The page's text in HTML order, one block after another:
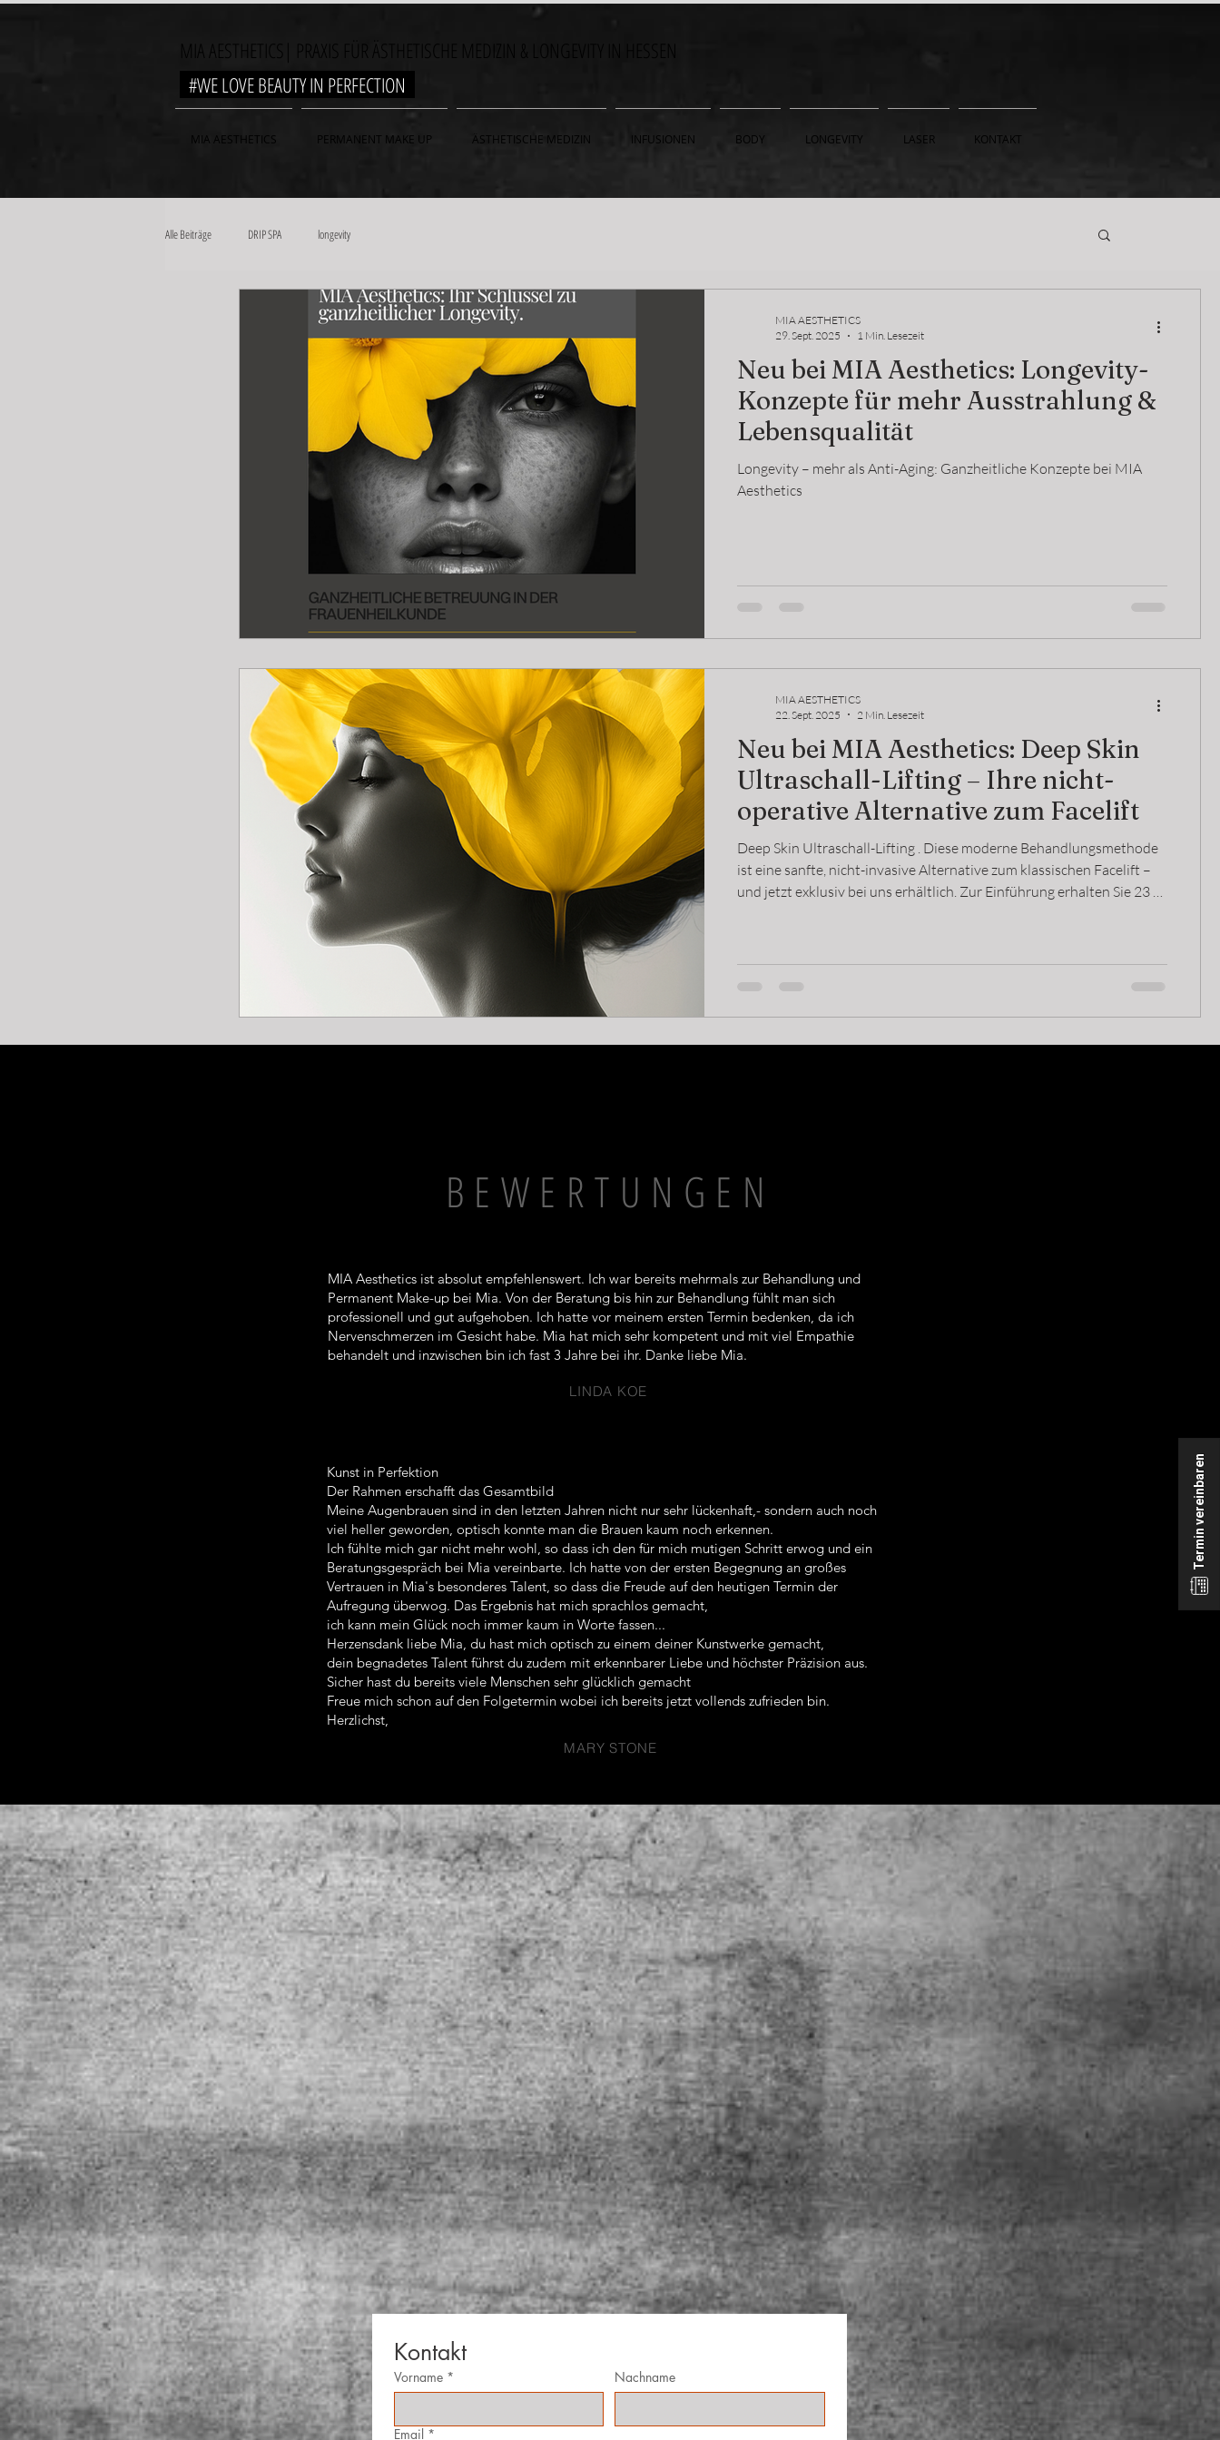
MIA AESTHETICS| PRAXIS FÜR ÄSTHETISCHE MEDIZIN & LONGEVITY IN HESSEN
#WE LOVE BEAUTY IN PERFECTION
MIA AESTHETICS PERMANENT MAKE UP ÄSTHETISCHE MEDIZIN INFUSIONEN BODY LONGEVITY LASER KONTAKT
Alle Beiträge DRIP SPA longevity
Neu bei MIA Aesthetics: Longevity-
Konzepte für mehr Ausstrahlung &
Lebensqualität
Longevity – mehr als Anti-Aging: Ganzheitliche Konzepte bei MIA
Aesthetics
MIA AESTHETICS
29. Sept. 2025
1 Min. Lesezeit
Neu bei MIA Aesthetics: Deep Skin
Ultraschall-Lifting – Ihre nicht-
operative Alternative zum Facelift
Deep Skin Ultraschall-Lifting . Diese moderne Behandlungsmethode
ist eine sanfte, nicht-invasive Alternative zum klassischen Facelift –
und jetzt exklusiv bei uns erhältlich. Zur Einführung erhalten Sie 23 %
MIA AESTHETICS
22. Sept. 2025
2 Min. Lesezeit
BEWERTUNGEN
MIA Aesthetics ist absolut empfehlenswert. Ich war bereits mehrmals zur Behandlung und
Permanent Make-up bei Mia. Von der Beratung bis hin zur Behandlung fühlt man sich
professionell und gut aufgehoben. Ich hatte vor meinem ersten Termin bedenken, da ich
Nervenschmerzen im Gesicht habe. Mia hat mich sehr kompetent und mit viel Empathie
behandelt und inzwischen bin ich fast 3 Jahre bei ihr. Danke liebe Mia.
LINDA KOE
Kunst in Perfektion
Der Rahmen erschafft das Gesamtbild
Meine Augenbrauen sind in den letzten Jahren nicht nur sehr lückenhaft,- sondern auch noch
viel heller geworden, optisch konnte man die Brauen kaum noch erkennen.
Ich fühlte mich gar nicht mehr wohl, so dass ich den für mich mutigen Schritt erwog und ein
Beratungsgespräch bei Mia vereinbarte. Ich hatte von der ersten Begegnung an großes
Vertrauen in Mia's besonderes Talent, so dass die Freude auf den heutigen Termin der
Aufregung überwog. Das Ergebnis hat mich sprachlos gemacht,
ich kann mein Glück noch immer kaum in Worte fassen...
Herzensdank liebe Mia, du hast mich optisch zu einem deiner Kunstwerke gemacht,
dein begnadetes Talent führst du zudem mit erkennbarer Liebe und höchster Präzision aus.
Sicher hast du bereits viele Menschen sehr glücklich gemacht
Freue mich schon auf den Folgetermin wobei ich bereits jetzt vollends zufrieden bin.
Herzlichst,
MARY STONE
Kontakt
Vorname * Nachname
Email *
Termin vereinbaren